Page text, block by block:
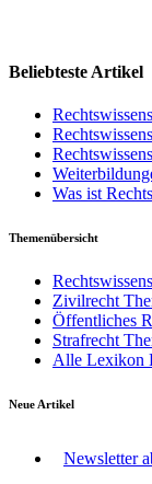
Beliebteste Artikel
Was ist
Themenübersicht
Zivilrecht
Öffentliches
Strafrecht
Alle Lexikon
Neue Artikel
Newsletter